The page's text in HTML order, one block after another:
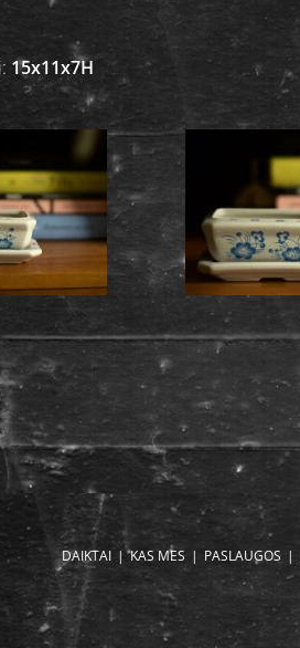
15x11x7H
DAIKTAI KAS MES PASLAUGOS